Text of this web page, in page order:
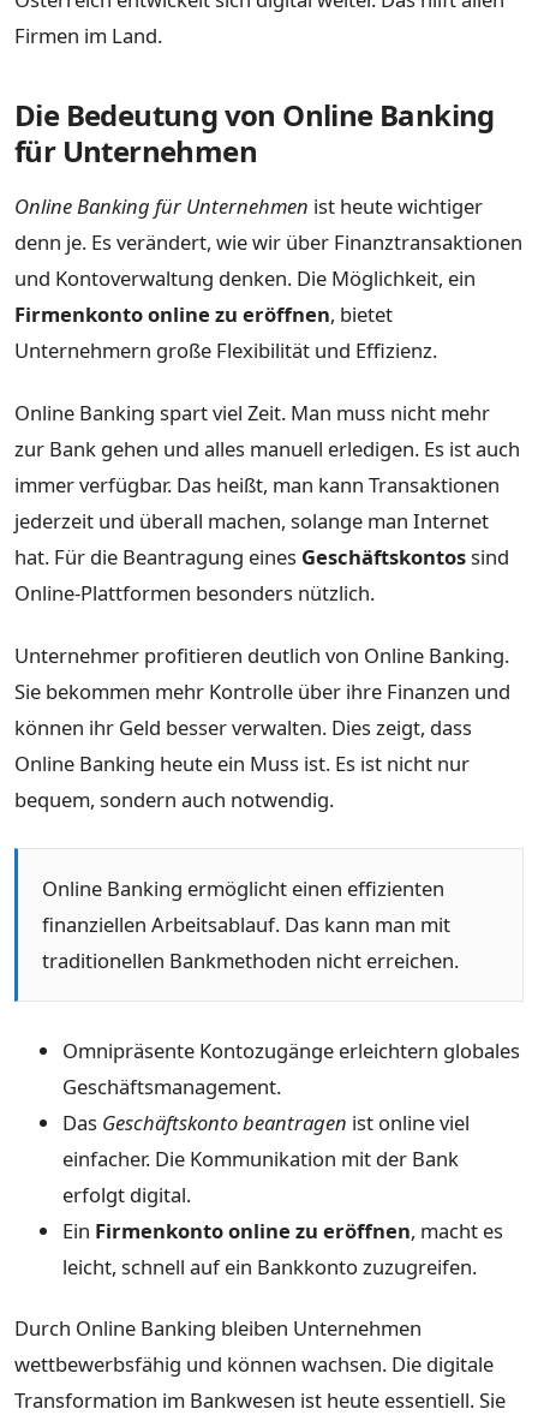
Firmen im Land.
Die Bedeutung von Online Banking
für Unternehmen
Online Banking für Unternehmen ist heute wichtiger
denn je. Es verändert, wie wir über Finanztransaktionen
und Kontoverwaltung denken. Die Möglichkeit, ein
Firmenkonto online zu eröffnen, bietet
Unternehmern große Flexibilität und Effizienz.
Online Banking spart viel Zeit. Man muss nicht mehr
zur Bank gehen und alles manuell erledigen. Es ist auch
immer verfügbar. Das heißt, man kann Transaktionen
jederzeit und überall machen, solange man Internet
hat. Für die Beantragung eines Geschäftskontossind
Online-Plattformen besonders nützlich.
Unternehmer profitieren deutlich von Online Banking.
Sie bekommen mehr Kontrolle über ihre Finanzen und
können ihr Geld besser verwalten. Dies zeigt, dass
Online Banking heute ein Muss ist. Es ist nicht nur
bequem, sondern auch notwendig.
Online Banking ermöglicht einen effizienten
finanziellen Arbeitsablauf. Das kann man mit
traditionellen Bankmethoden nicht erreichen.
Omnipräsente Kontozugänge erleichtern globales
Geschäftsmanagement.
Das Geschäftskonto beantragen ist online viel
einfacher. Die Kommunikation mit der Bank
erfolgt digital.
Ein Firmenkonto online zu eröffnen, macht es
leicht, schnell auf ein Bankkonto zuzugreifen.
Durch Online Banking bleiben Unternehmen
wettbewerbsfähig und können wachsen. Die digitale
Transformation im Bankwesen ist heute essentiell. Sie